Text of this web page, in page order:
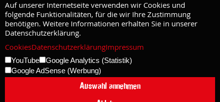
Auf unserer Internetseite verwenden wir Cookies und
folgende Funktionalitäten, für die wir Ihre Zustimmung
benötigen. Weitere Informationen erhalten Sie in unserer
Datenschutzerklärung.
CookiesDatenschutzerklärungImpressum
YouTube
Google Analytics (Statistik)
Google AdSense (Werbung)
Auswahl annehmen